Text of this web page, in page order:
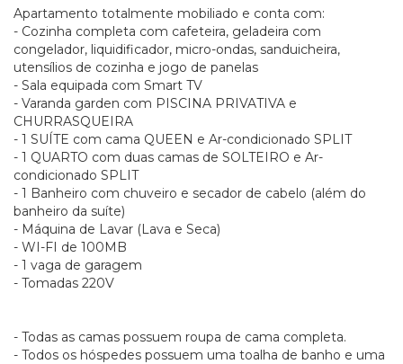
Apartamento totalmente mobiliado e conta com:
- Cozinha completa com cafeteira, geladeira com
congelador, liquidificador, micro-ondas, sanduicheira,
utensílios de cozinha e jogo de panelas
- Sala equipada com Smart TV
- Varanda garden com PISCINA PRIVATIVA e
CHURRASQUEIRA
- 1 SUÍTE com cama QUEEN e Ar-condicionado SPLIT
- 1 QUARTO com duas camas de SOLTEIRO e Ar-
condicionado SPLIT
- 1 Banheiro com chuveiro e secador de cabelo (além do
banheiro da suíte)
- Máquina de Lavar (Lava e Seca)
- WI-FI de 100MB
- 1 vaga de garagem
- Tomadas 220V
- Todas as camas possuem roupa de cama completa.
- Todos os hóspedes possuem uma toalha de banho e uma